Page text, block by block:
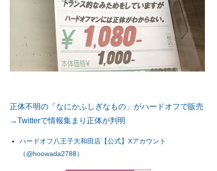
正体不明の「なにかふしぎなもの」がハードオフで販売
→Twitterで情報集まり正体が判明
ハードオフ八王子大和田店【公式】Xアカウント
（@hoowada2788）